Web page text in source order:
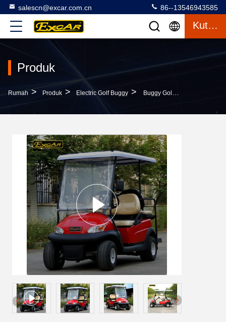
salescn@excar.com.cn 86--13546943585
Kutipan
Produk
Rumah > Produk > Electric Golf Buggy > Buggy Golf Listrik Dirancang Untuk Mengakomodasi Empat Penumpang Dengan Kursi Nyaman Dan Powertrain Untuk Operasi Yang Lancar